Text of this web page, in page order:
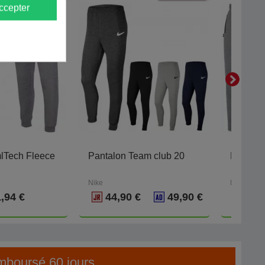
Fleece
€
Pantalon Team club 20
Nike
44,90 € 49,90 €